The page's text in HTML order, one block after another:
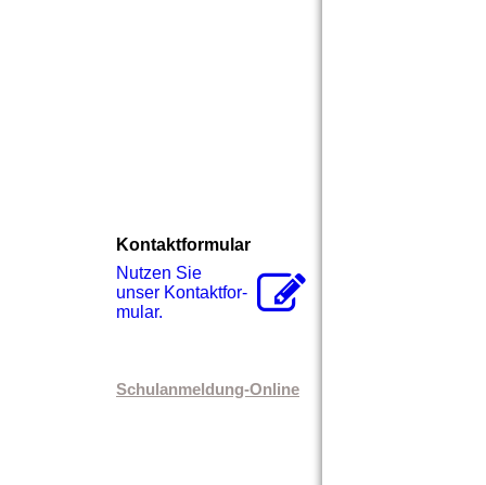
Kontaktformular
Nutzen Sie
unser Kon­takt­for­
mu­lar.
Schulanmeldung-Online